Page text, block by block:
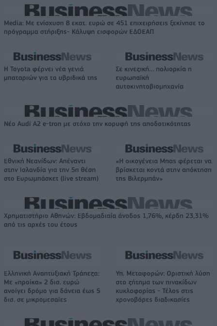
Media: Με ενίσχυση 8 εκατ. ευρώ σε 451 επιχειρήσεις ξεκίνησε το
πρόγραμμα στήριξης- Κάλυψη εισφορών ΕΔΟΕΑΠ
Η Toyota φέρνει νέα γενιά
μπαταριών για τα υβριδικά της
Σε κινεζική… πολιορκία η
ευρωπαϊκή
αυτοκινητοβιομηχανία
Νέο Audi A2 e-tron με στόχο την κορυφή της αποδοτικότητας
Εθνική Νεανίδων: Απέναντι
στην Ισλανδία για την 5η θέση
στο Ευρωμπάσκετ (live stream)
«Η οικογένεια Μπας φέρεται να
βρίσκεται κοντά στην απόκτηση
της Βιλερμπάν»
Χρηματιστήριο Αθηνών: Εβδομαδιαία άνοδος 1,76%, κέρδη 23,31%
από τις αρχές του έτους
Ελληνική Αναπτυξιακή Τράπεζα:
Με «προίκα» 2 δισ. ευρώ
ανοίγει δρόμο για δάνεια έως 5
δισ. σε μικρομεσαίες
Υπ. Μεταφορών: Οριστική λύση
στο ζήτημα των πινακίδων
κυκλοφορίας - Τέλος στις
χρονοβόρες διαδικασίες